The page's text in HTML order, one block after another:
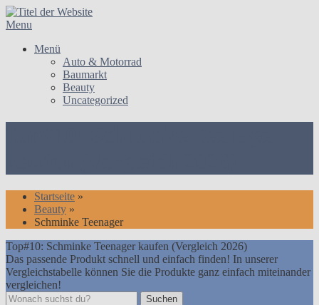
Skip
to
Menu
Menü
Auto & Motorrad
Baumarkt
Beauty
Uncategorized
Startseite »
Beauty »
Schminke Teenager
Top#10: Schminke Teenager kaufen (Vergleich 2026)
Das passende Produkt schnell und einfach finden! In unserer
Vergleichstabelle können Sie die Produkte ganz einfach miteinander
vergleichen!
Suchen
Suchen